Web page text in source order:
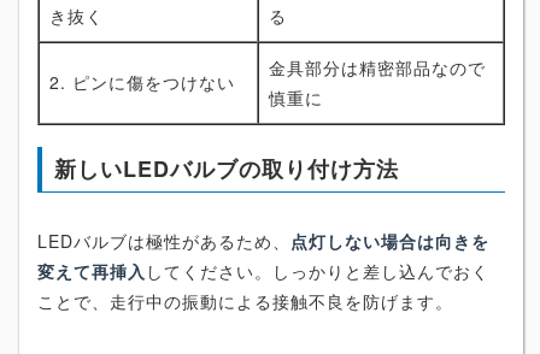
き抜く
る
2. ピンに傷をつけない
金具部分は精密部品なので
慎重に
新しいLEDバルブの取り付け方法
LEDバルブは極性があるため、 点灯しない場合は向きを
変えて再挿入 してください。しっかりと差し込んでおく
ことで、走行中の振動による接触不良を防げます。